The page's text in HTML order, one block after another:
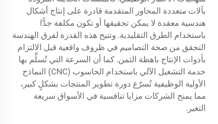
بآلات متعددة المحاور المتقدمة قادرة على إنتاج أشكال
هندسية معقدة لا يمكن تحقيقها أو تكون مكلفة جدًّا
باستخدام الطرق التقليدية. وتتيح هذه القدرة لفرق الهندسة
التحقق من صحة التصاميم في ظروف واقعية قبل الالتزام
بأدوات الإنتاج باهظة الثمن. كما أن السرعة التي تُسلِّم بها
خدمة التشغيل الآلي باستخدام الحاسوب (CNC) النماذج
الأولية الوظيفية تُسرّع دورة تطوير المنتجات بشكلٍ كبير،
مما يمنح الشركات مزايا تنافسية في الأسواق سريعة
التغير.